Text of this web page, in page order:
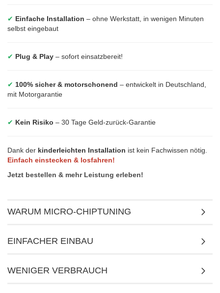
✔ Einfache Installation – ohne Werkstatt, in wenigen Minuten
selbst eingebaut
✔ Plug & Play – sofort einsatzbereit!
✔ 100% sicher & motorschonend – entwickelt in Deutschland,
mit Motorgarantie
✔ Kein Risiko – 30 Tage Geld-zurück-Garantie
Dank der kinderleichten Installation ist kein Fachwissen nötig.
Einfach einstecken & losfahren!
Jetzt bestellen & mehr Leistung erleben!
WARUM MICRO-CHIPTUNING
EINFACHER EINBAU
WENIGER VERBRAUCH